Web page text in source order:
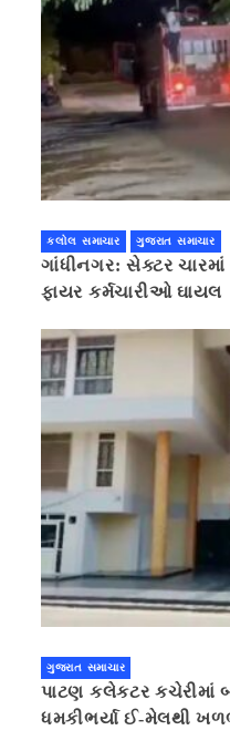
કલોલ સમાચાર ગુજરાત સમાચાર
ગાંધીનગર: સેક્ટર ચારમાં
ફાયર કર્મચારીઓ ઘાયલ
ગુજરાત સમાચાર
પાટણ કલેકટર કચેરીમાં
ધમકીભર્યા